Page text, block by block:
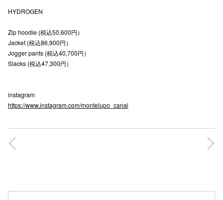
HYDROGEN
Zip hoodie (税込50,600円）
Jacket (税込86,900円）
Jogger pants (税込40,700円）
Slacks (税込47,300円）
instagram
https://www.instagram.com/montelupo_canal
秋田オ
高崎